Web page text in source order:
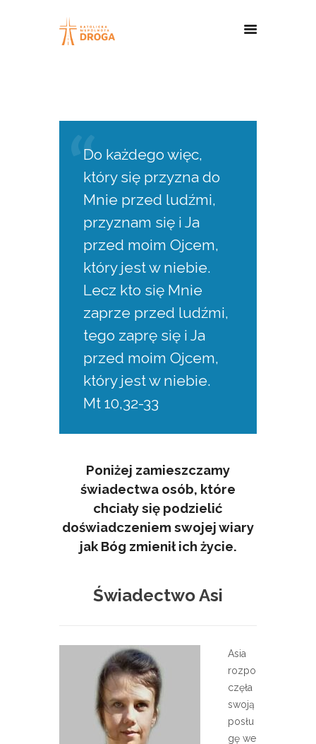
Do każdego więc,
który się przyzna do
Mnie przed ludźmi,
przyznam się i Ja
przed moim Ojcem,
który jest w niebie.
Lecz kto się Mnie
zaprze przed ludźmi,
tego zaprę się i Ja
przed moim Ojcem,
który jest w niebie.
Mt 10,32-33
Poniżej zamieszczamy
świadectwa osób, które
chciały się podzielić
doświadczeniem swojej wiary
jak Bóg zmienił ich życie.
Świadectwo Asi
Asia
rozpo
częła
swoją
posłu
gę we